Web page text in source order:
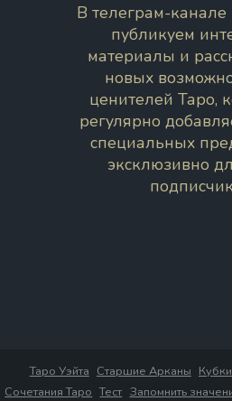
В телеграм-канале
публикуем
материалы и
новых
ценителей Таро,
регулярно
специальных
эксклюзивно
Таро Уэйта Старшие Арканы Кубки
Сочетания Таро Тест Запомнить